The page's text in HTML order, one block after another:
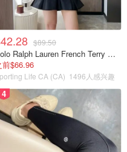
$89.50
Polo Ralph Lauren French Terry 女童连帽卫衣 7-16码
前$66.96
Life CA (CA) 1496人感兴趣
4